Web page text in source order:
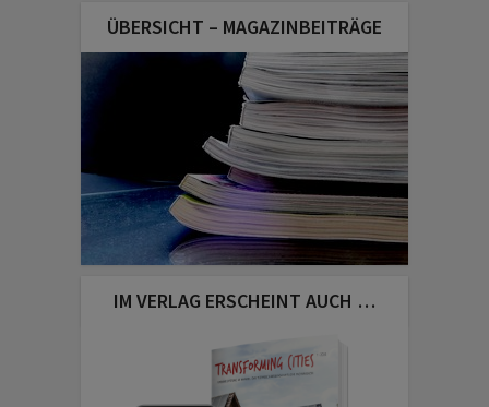
ÜBERSICHT – MAGAZINBEITRÄGE
IM VERLAG ERSCHEINT AUCH …